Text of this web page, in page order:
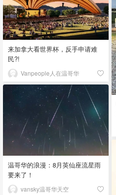
来加拿大看世界杯，反手申请难
民?!
Vanpeople人在温哥华
温哥华的浪漫：8月英仙座流星雨
要来了！
vansky温哥华天空